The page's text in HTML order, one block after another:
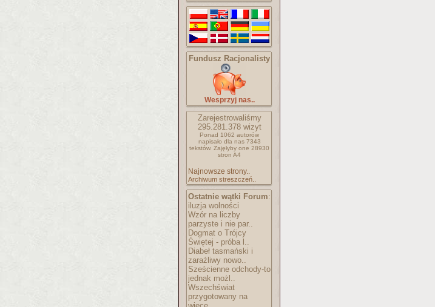
Fundusz Racjonalisty
Wesprzyj nas..
Zarejestrowaliśmy
295.281.378wizyt
Ponad 1062 autorów
napisało dla nas 7343
tekstów. Zajęłyby one 28930
stron A4
Najnowsze strony..
Archiwum streszczeń..
Ostatnie wątki Forum:
iluzja wolności
Wzór na liczby
parzyste i nie par..
Dogmat o Trójcy
Świętej - próba l..
Diabeł tasmański i
zaraźliwy nowo..
Sześcienne odchody-to
jednak możl..
Wszechświat
przygotowany na